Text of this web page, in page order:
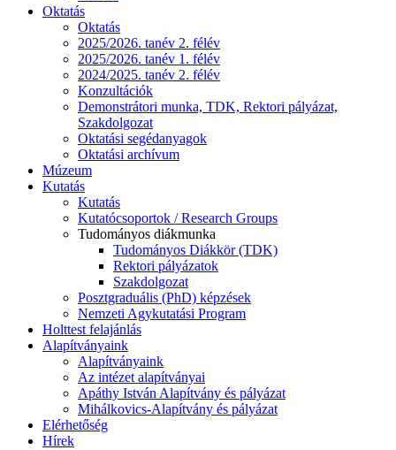
Oktatás
Oktatás
2025/2026. tanév 2. félév
2025/2026. tanév 1. félév
2024/2025. tanév 2. félév
Konzultációk
Demonstrátori munka, TDK, Rektori pályázat,
Szakdolgozat
Oktatási segédanyagok
Oktatási archívum
Múzeum
Kutatás
Kutatás
Kutatócsoportok / Research Groups
Tudományos diákmunka
Tudományos Diákkör (TDK)
Rektori pályázatok
Szakdolgozat
Posztgraduális (PhD) képzések
Nemzeti Agykutatási Program
Holttest felajánlás
Alapítványaink
Alapítványaink
Az intézet alapítványai
Apáthy István Alapítvány és pályázat
Mihálkovics-Alapítvány és pályázat
Elérhetőség
Hírek